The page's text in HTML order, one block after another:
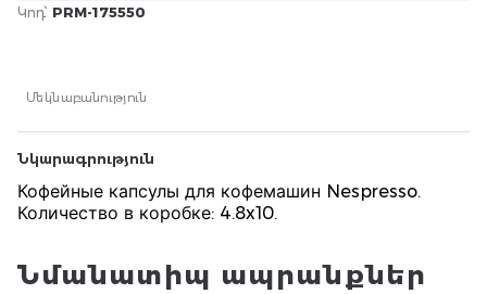
Կոդ՝ PRM-175550
Մեկնաբանություն
Նկարագրություն
Кофейные капсулы для кофемашин Nespresso.
Количество в коробке: 4.8x10.
Նմանատիպ ապրանքներ